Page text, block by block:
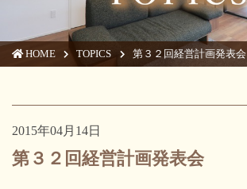
HOME TOPICS 第３２回経営計画発表会
2015年04月14日
第３２回経営計画発表会